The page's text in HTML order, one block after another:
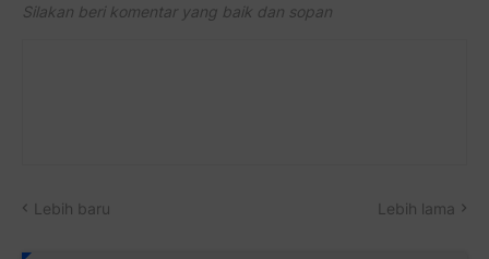
Silakan beri komentar yang baik dan sopan
Lebih baru Lebih lama